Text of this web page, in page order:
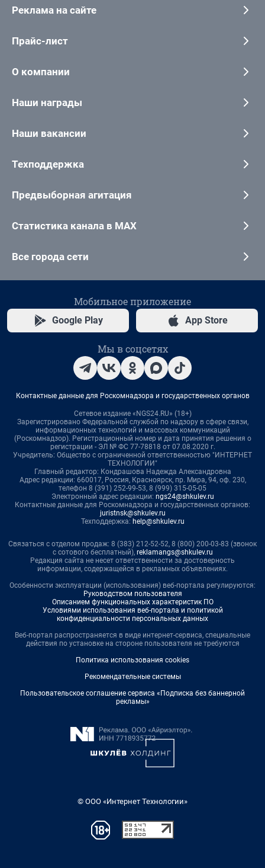
Реклама на сайте
Прайс-лист
О компании
Наши награды
Наши вакансии
Техподдержка
Предвыборная агитация
Статистика канала в MAX
Все города сети
Мобильное приложение
Google Play App Store
Мы в соцсетях
Контактные данные для Роскомнадзора и государственных органов
Сетевое издание «NGS24.RU» (18+)
Зарегистрировано Федеральной службой по надзору в сфере связи,
информационных технологий и массовых коммуникаций
(Роскомнадзор). Регистрационный номер и дата принятия решения о
регистрации - ЭЛ № ФС 77-78818 от 07.08.2020 г.
Учредитель: Общество с ограниченной ответственностью "ИНТЕРНЕТ
ТЕХНОЛОГИИ"
Главный редактор: Кондрашова Надежда Александровна
Адрес редакции: 660017, Россия, Красноярск, пр. Мира, 94, оф. 230,
телефон 8 (391) 252-99-53, 8 (999) 315-05-05
Электронный адрес редакции: ngs24@shkulev.ru
Контактные данные для Роскомнадзора и государственных органов:
juristnsk@shkulev.ru
Техподдержка: help@shkulev.ru
Связаться с отделом продаж: 8 (383) 212-52-52, 8 (800) 200-03-83 (звонок
с сотового бесплатный), reklamangs@shkulev.ru
Редакция сайта не несет ответственности за достоверность
информации, содержащейся в рекламных объявлениях.
Особенности эксплуатации (использования) веб-портала регулируются:
Руководством пользователя
Описанием функциональных характеристик ПО
Условиями использования веб-портала и политикой
конфиденциальности персональных данных
Веб-портал распространяется в виде интернет-сервиса, специальные
действия по установке на стороне пользователя не требуются
Политика использования cookies
Рекомендательные системы
Пользовательское соглашение сервиса «Подписка без баннерной
рекламы»
© ООО «Интернет Технологии»